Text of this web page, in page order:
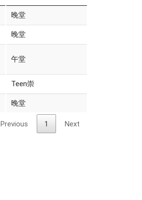
晚堂
晚堂
午堂
Teen崇
晚堂
Previous 1 Next